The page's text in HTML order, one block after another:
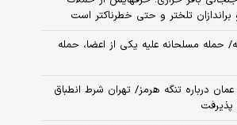
تلختر و حتی خطرناکتر است
حمله مسلحانه علیه یکی از اعضا، حمله
عمان درباره تنگه هرمز/ تهران شرط انطباق
پذیرفت